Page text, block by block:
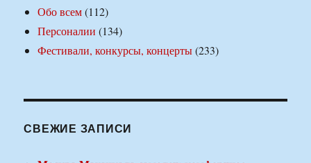
Обо всем(112)
Персоналии (134)
Фестивали, конкурсы, концерты(233)
СВЕЖИЕ ЗАПИСИ